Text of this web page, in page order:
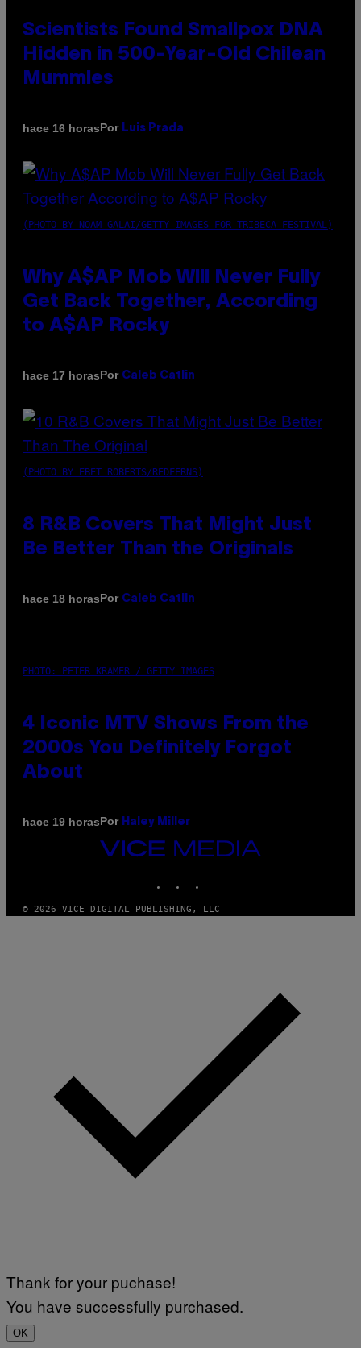
Scientists Found Smallpox DNA
Hidden in 500-Year-Old Chilean
Mummies
hace 16 horasPor Luis Prada
(PHOTO BY NOAM GALAI/GETTY IMAGES FOR TRIBECA FESTIVAL)
Why A$AP Mob Will Never Fully
Get Back Together, According
to A$AP Rocky
hace 17 horasPor Caleb Catlin
(PHOTO BY EBET ROBERTS/REDFERNS)
8 R&B Covers That Might Just
Be Better Than the Originals
hace 18 horasPor Caleb Catlin
PHOTO: PETER KRAMER / GETTY IMAGES
4 Iconic MTV Shows From the
2000s You Definitely Forgot
About
hace 19 horasPor Haley Miller
VICE
© 2026 VICE DIGITAL PUBLISHING, LLC
Thank for your puchase!
You have successfully purchased.
OK